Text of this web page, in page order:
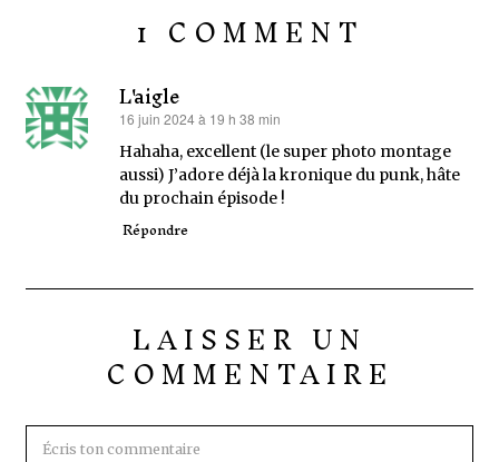
1 COMMENT
L'aigle
dit :
16 juin 2024 à 19 h 38 min
Hahaha, excellent (le super photo montage
aussi) J’adore déjà la kronique du punk, hâte
du prochain épisode !
Répondre
LAISSER UN
COMMENTAIRE